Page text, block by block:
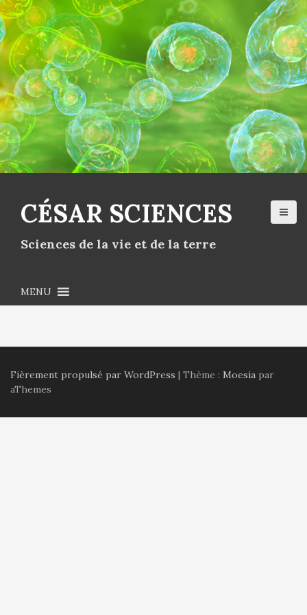
CÉSAR SCIENCES
Sciences de la vie et de la terre
MENU
Fièrement propulsé par WordPress | Thème : Moesia par
aThemes